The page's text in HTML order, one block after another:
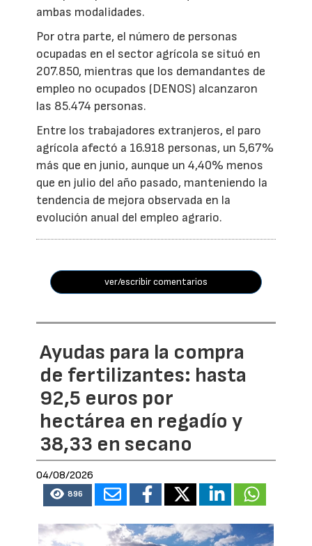
ambas modalidades.
Por otra parte, el número de personas
ocupadas en el sector agrícola se situó en
207.850, mientras que los demandantes de
empleo no ocupados (DENOS) alcanzaron
las 85.474 personas.
Entre los trabajadores extranjeros, el paro
agrícola afectó a 16.918 personas, un 5,67%
más que en junio, aunque un 4,40% menos
que en julio del año pasado, manteniendo la
tendencia de mejora observada en la
evolución anual del empleo agrario.
ver/escribir comentarios
Ayudas para la compra
de fertilizantes: hasta
92,5 euros por
hectárea en regadío y
38,33 en secano
04/08/2026
896